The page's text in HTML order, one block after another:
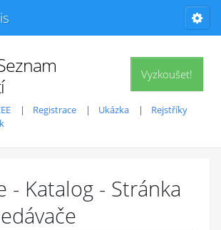
Vyzkoušet!
Registrace Ukázka
Rejstříky
- Katalog - Stránka